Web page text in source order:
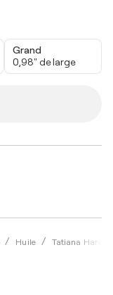
Huile Tatiana
Grand
0,98" de large